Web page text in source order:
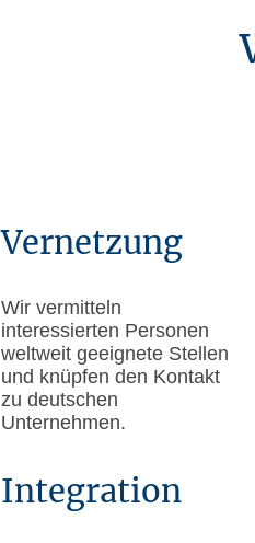
Vernetzung
Wir vermitteln
interessierten Personen
weltweit geeignete Stellen
und knüpfen den Kontakt
zu deutschen
Unternehmen.
Integration